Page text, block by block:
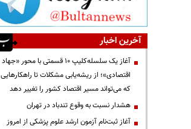
آخرین اخبار
آغاز یک سلسله‌کلیپ ۱۰ قسمتی با محور «جهاد
اقتصادی»؛ از ریشه‌یابی مشکلات تا راهکارهایی
که می‌تواند مسیر اقتصاد کشور را تغییر دهد
هشدار نسبت به وقوع تندباد در تهران
آغاز ثبت‌نام آزمون ارشد علوم پزشکی از امروز